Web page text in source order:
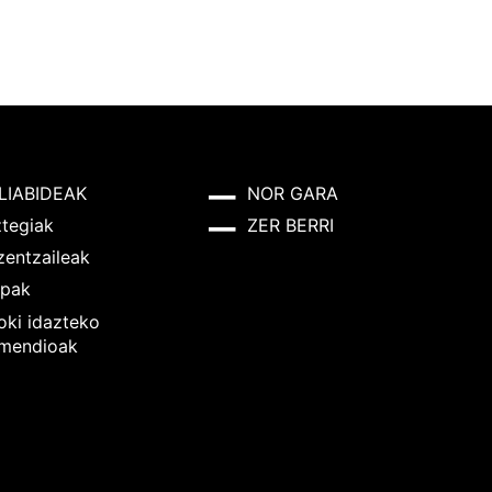
idazteko
NOR GARA
ZER BERRI